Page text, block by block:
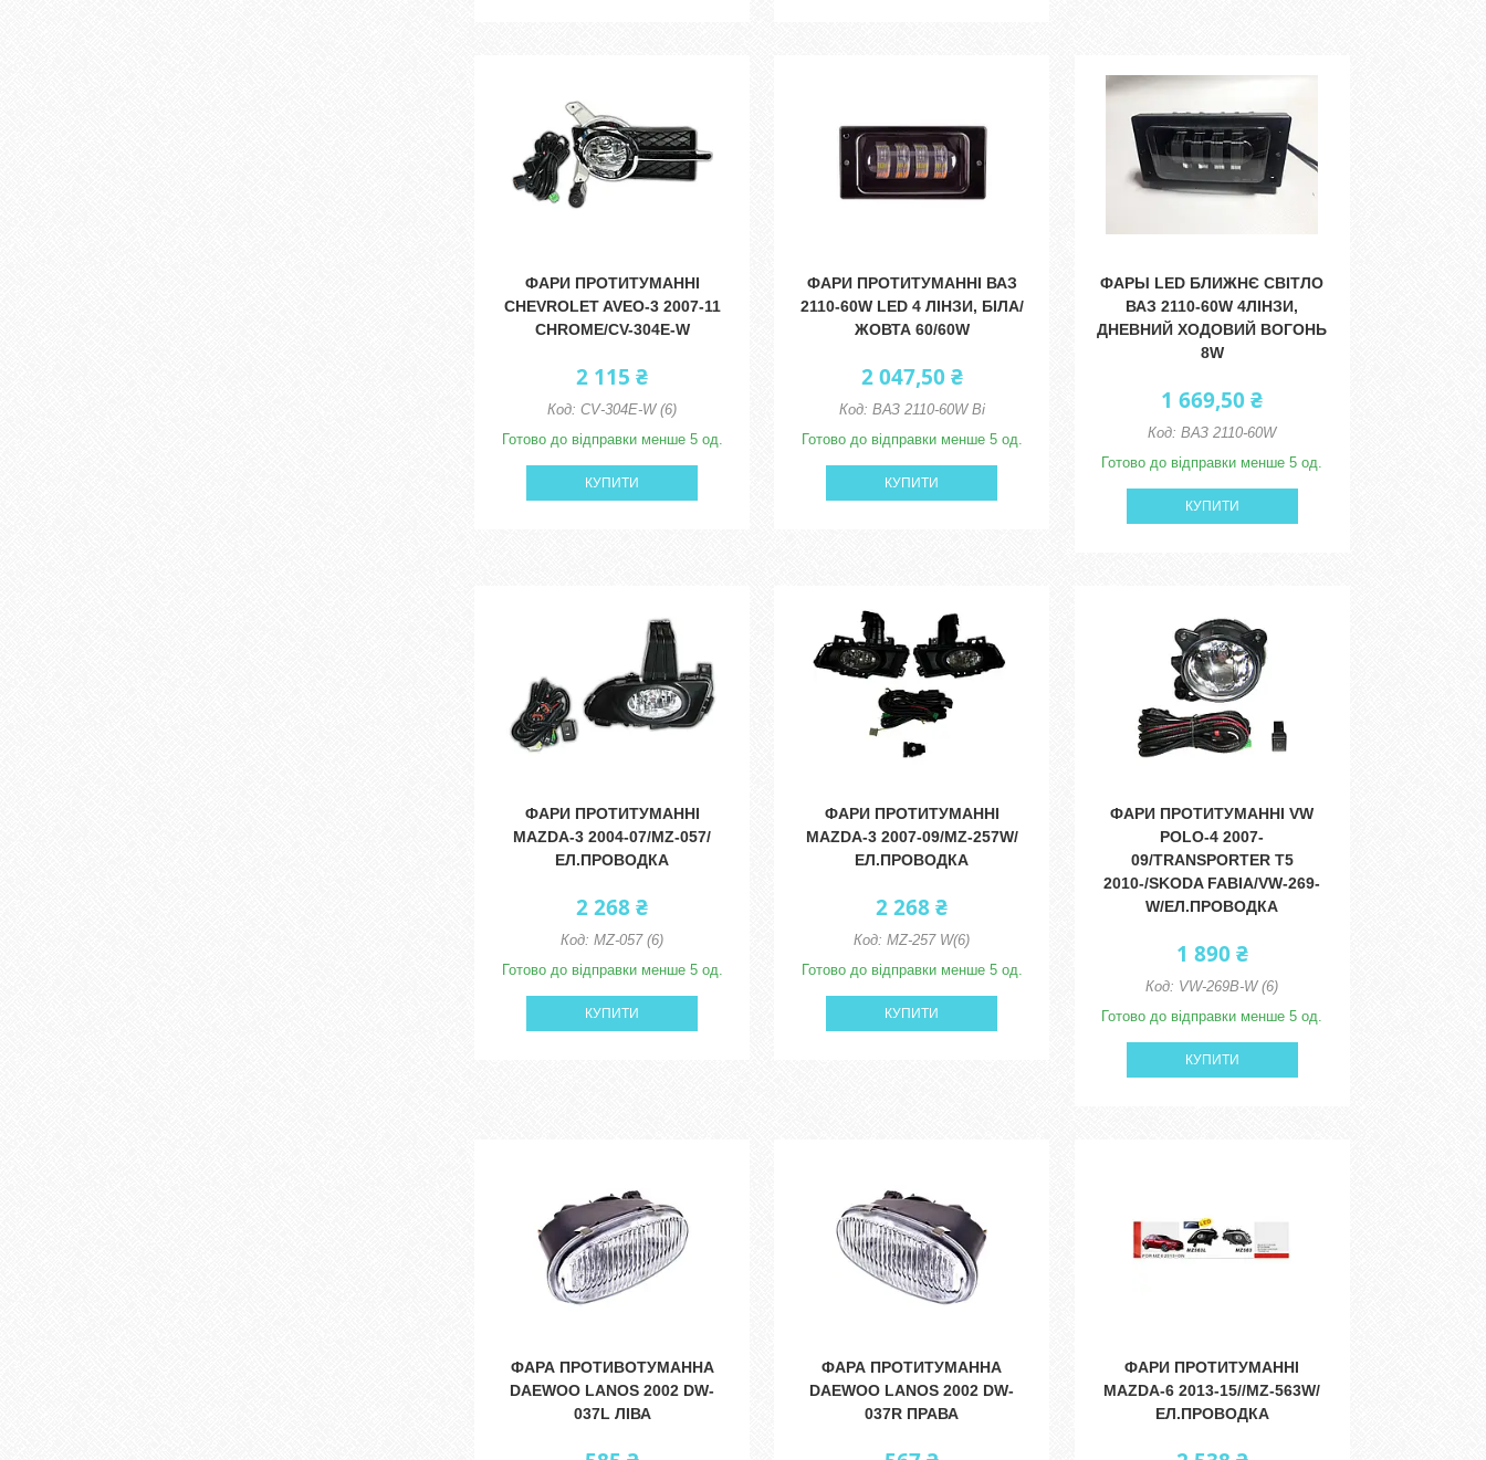
ФАРИ ПРОТИТУМАННІ
CHEVROLET AVEO-3 2007-11
CHROME/CV-304E-W
2 115 ₴
CV-304E-W (6)
Готово до відправки менше 5 од.
КУПИТИ
ФАРИ ПРОТИТУМАННІ ВАЗ
2110-60W LED 4 ЛІНЗИ, БІЛА/
ЖОВТА 60/60W
2 047,50 ₴
ВАЗ 2110-60W Bi
Готово до відправки менше 5 од.
КУПИТИ
ФАРЫ LED БЛИЖНЄ СВІТЛО
ВАЗ 2110-60W 4ЛІНЗИ,
ДНЕВНИЙ ХОДОВИЙ ВОГОНЬ
8W
1 669,50 ₴
ВАЗ 2110-60W
Готово до відправки менше 5 од.
КУПИТИ
ФАРИ ПРОТИТУМАННІ
MAZDA-3 2004-07/MZ-057/
ЕЛ.ПРОВОДКА
2 268 ₴
MZ-057 (6)
Готово до відправки менше 5 од.
КУПИТИ
ФАРИ ПРОТИТУМАННІ
MAZDA-3 2007-09/MZ-257W/
ЕЛ.ПРОВОДКА
2 268 ₴
MZ-257 W(6)
Готово до відправки менше 5 од.
КУПИТИ
ФАРИ ПРОТИТУМАННІ VW
POLO-4 2007-
09/TRANSPORTER T5
2010-/SKODA FABIA/VW-269-
W/ЕЛ.ПРОВОДКА
1 890 ₴
VW-269B-W (6)
Готово до відправки менше 5 од.
КУПИТИ
ФАРА ПРОТИВОТУМАННА
DAEWOO LANOS 2002 DW-
037L ЛІВА
ФАРА ПРОТИТУМАННА
DAEWOO LANOS 2002 DW-
037R ПРАВА
ФАРИ ПРОТИТУМАННІ
MAZDA-6 2013-15//MZ-563W/
ЕЛ.ПРОВОДКА